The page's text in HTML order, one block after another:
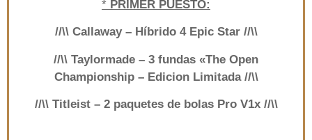
* PRIMER PUESTO:
//\\ Callaway – Híbrido 4 Epic Star //\\
//\\ Taylormade – 3 fundas «The Open
Championship – Edicion Limitada //\\
//\\ Titleist – 2 paquetes de bolas Pro V1x //\\